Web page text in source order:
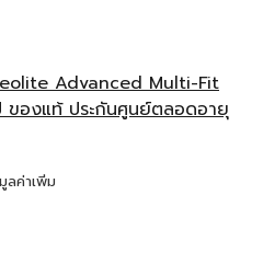
Advanced Multi-Fit
ของแท้ ประกันศูนย์ตลอดอายุ
ลค่าเพิ่ม